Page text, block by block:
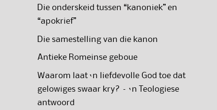
Die onderskeid tussen “kanoniek” en
“apokrief”
Die samestelling van die kanon
Antieke Romeinse geboue
Waarom laat ‘n liefdevolle God toe dat
gelowiges swaar kry? – ‘n Teologiese
antwoord